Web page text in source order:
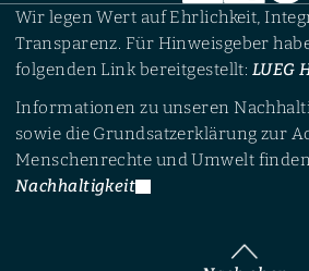
Wir legen Wert auf Ehrlichkeit,
Transparenz. Für Hinweisgeber
folgenden Link bereitgestellt: LUEG
Informationen zu unseren
sowie die Grundsatzerklärung zur
Menschenrechte und Umwelt
Nachhaltigkeit